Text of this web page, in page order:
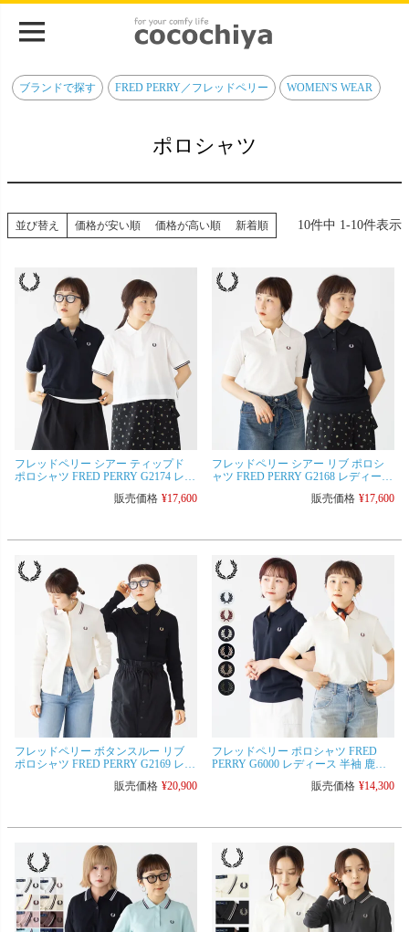
ブランドで探す FRED PERRY／フレッドペリー WOMEN'S WEAR
ポロシャツ
並び替え 価格が安い順 価格が高い順 新着順 10件中 1-10件表示
フレッドペリー シアー ティップド
ポロシャツ FRED PERRY G2174 レデ
販売価格 ¥17,600
フレッドペリー シアー リブ ポロシ
ャツ FRED PERRY G2168 レディース
販売価格 ¥17,600
フレッドペリー ボタンスルー リブ
ポロシャツ FRED PERRY G2169 レデ
販売価格 ¥20,900
フレッドペリー ポロシャツ FRED
PERRY G6000 レディース 半袖 鹿の
販売価格 ¥14,300